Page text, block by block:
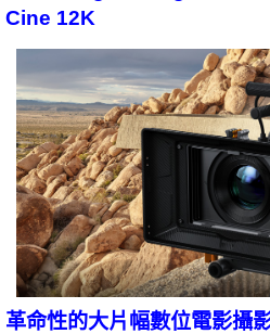
Cine 12K
革命性的大片幅數位電影攝